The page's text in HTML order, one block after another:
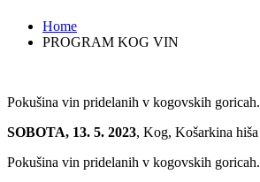
Home
PROGRAM KOG VIN
Pokušina vin pridelanih v kogovskih goricah.
SOBOTA, 13. 5. 2023, Kog, Košarkina hiša
Pokušina vin pridelanih v kogovskih goricah.